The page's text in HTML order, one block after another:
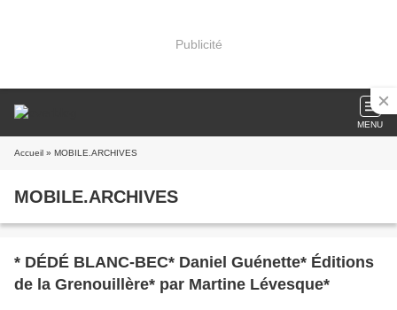
Publicité
MENU
Accueil » MOBILE.ARCHIVES
MOBILE.ARCHIVES
* DÉDÉ BLANC-BEC* Daniel Guénette* Éditions
de la Grenouillère* par Martine Lévesque*